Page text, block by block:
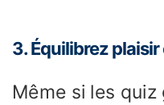
3. Équilibrez plaisir
Même si les